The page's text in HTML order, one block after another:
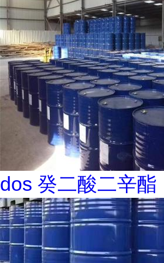
dos 癸二酸二辛酯